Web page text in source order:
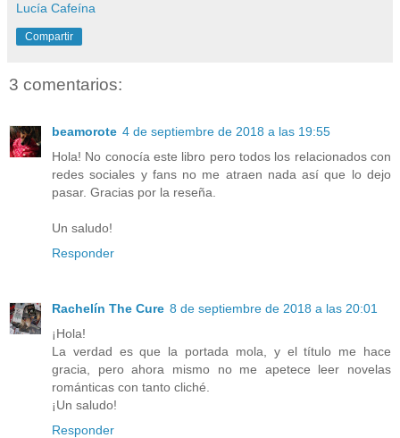
Lucía Cafeína
Compartir
3 comentarios:
beamorote 4 de septiembre de 2018 a las 19:55
Hola! No conocía este libro pero todos los relacionados con
redes sociales y fans no me atraen nada así que lo dejo
pasar. Gracias por la reseña.
Un saludo!
Responder
Rachelín The Cure 8 de septiembre de 2018 a las 20:01
¡Hola!
La verdad es que la portada mola, y el título me hace
gracia, pero ahora mismo no me apetece leer novelas
románticas con tanto cliché.
¡Un saludo!
Responder